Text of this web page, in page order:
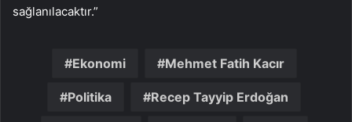
sağlanılacaktır.”
Ekonomi Mehmet Fatih Kacır
Politika Recep Tayyip Erdoğan